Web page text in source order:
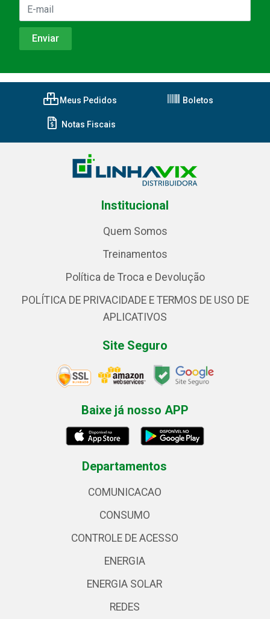
Meus Pedidos Boletos
Notas Fiscais
Institucional
Quem Somos
Treinamentos
Política de Troca e Devolução
POLÍTICA DE PRIVACIDADE E TERMOS DE USO DE
APLICATIVOS
Site Seguro
Baixe já nosso APP
Departamentos
COMUNICACAO
CONSUMO
CONTROLE DE ACESSO
ENERGIA
ENERGIA SOLAR
REDES